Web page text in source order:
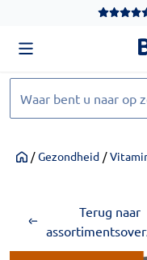
We werken momenteel
Home
/ Gezondheid /
Terug naar